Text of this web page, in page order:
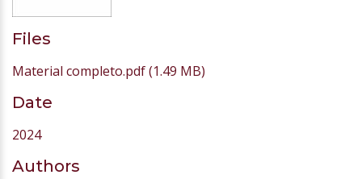
Files
Material completo.pdf(1.49 MB)
Date
2024
Authors